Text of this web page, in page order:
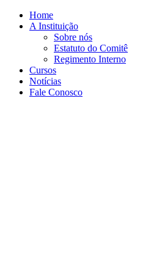
Home
A Instituição
Sobre nós
Estatuto do Comitê
Regimento Interno
Cursos
Notícias
Fale Conosco